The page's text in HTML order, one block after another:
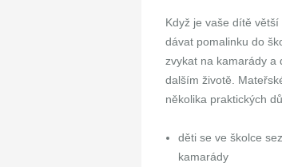
Když je vaše dítě
dávat pomalinku do
zvykat na kamarády a
dalším životě.
několika praktických
děti se ve školce
kamarády